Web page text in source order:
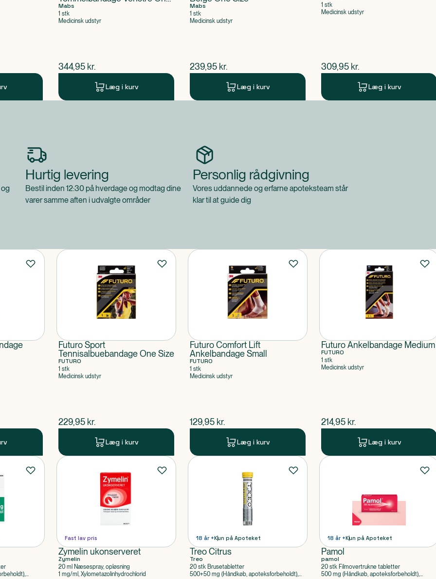
Size
Mabs
1 stk
Medicinsk udstyr
$nuværende pris
344,95 kr.
Læg i kurv
Mabs
1 stk
Medicinsk udstyr
$nuværende pris
239,95 kr.
Læg i kurv
1 stk
Medicinsk udstyr
$nuværende pris
309,95 kr.
Læg i kurv
Hurtig levering
Bestil inden 12:30 på hverdage og modtag dine
varer samme aften i udvalgte områder
Personlig rådgivning
Vores uddannede og erfarne apoteksteam står
klar til at guide dig
Futuro Sport
Tennisalbuebandage One Size
FUTURO
1 stk
Medicinsk udstyr
$nuværende pris
229,95 kr.
Læg i kurv
Futuro Comfort Lift
Ankelbandage Small
FUTURO
1 stk
Medicinsk udstyr
$nuværende pris
129,95 kr.
Læg i kurv
Futuro Ankelbandage Medium
FUTURO
1 stk
Medicinsk udstyr
$nuværende pris
214,95 kr.
Læg i kurv
Fast lav pris
Zymelin ukonserveret
Zymelin
20 ml Næsespray, opløsning
1 mg/ml, Xylometazolinhydrochlorid
18 år +Kun på Apoteket
Treo Citrus
Treo
20 stk Brusetabletter
500+50 mg (Håndkøb, apoteksforbeholdt),
18 år +Kun på Apoteket
Pamol
pamol
20 stk Filmovertrukne tabletter
500 mg (Håndkøb, apoteksforbeholdt),